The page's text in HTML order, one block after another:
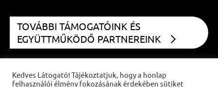
TOVÁBBI TÁMOGATÓINK ÉS
EGYÜTTMŰKÖDŐ PARTNEREINK
COPYRIGHT CZIFFRA FESZTIVÁL2021 | MINDEN JOG FENNTARTVA
Kedves Látogató! Tájékoztatjuk, hogy a honlap
felhasználói élmény fokozásának érdekében sütiket